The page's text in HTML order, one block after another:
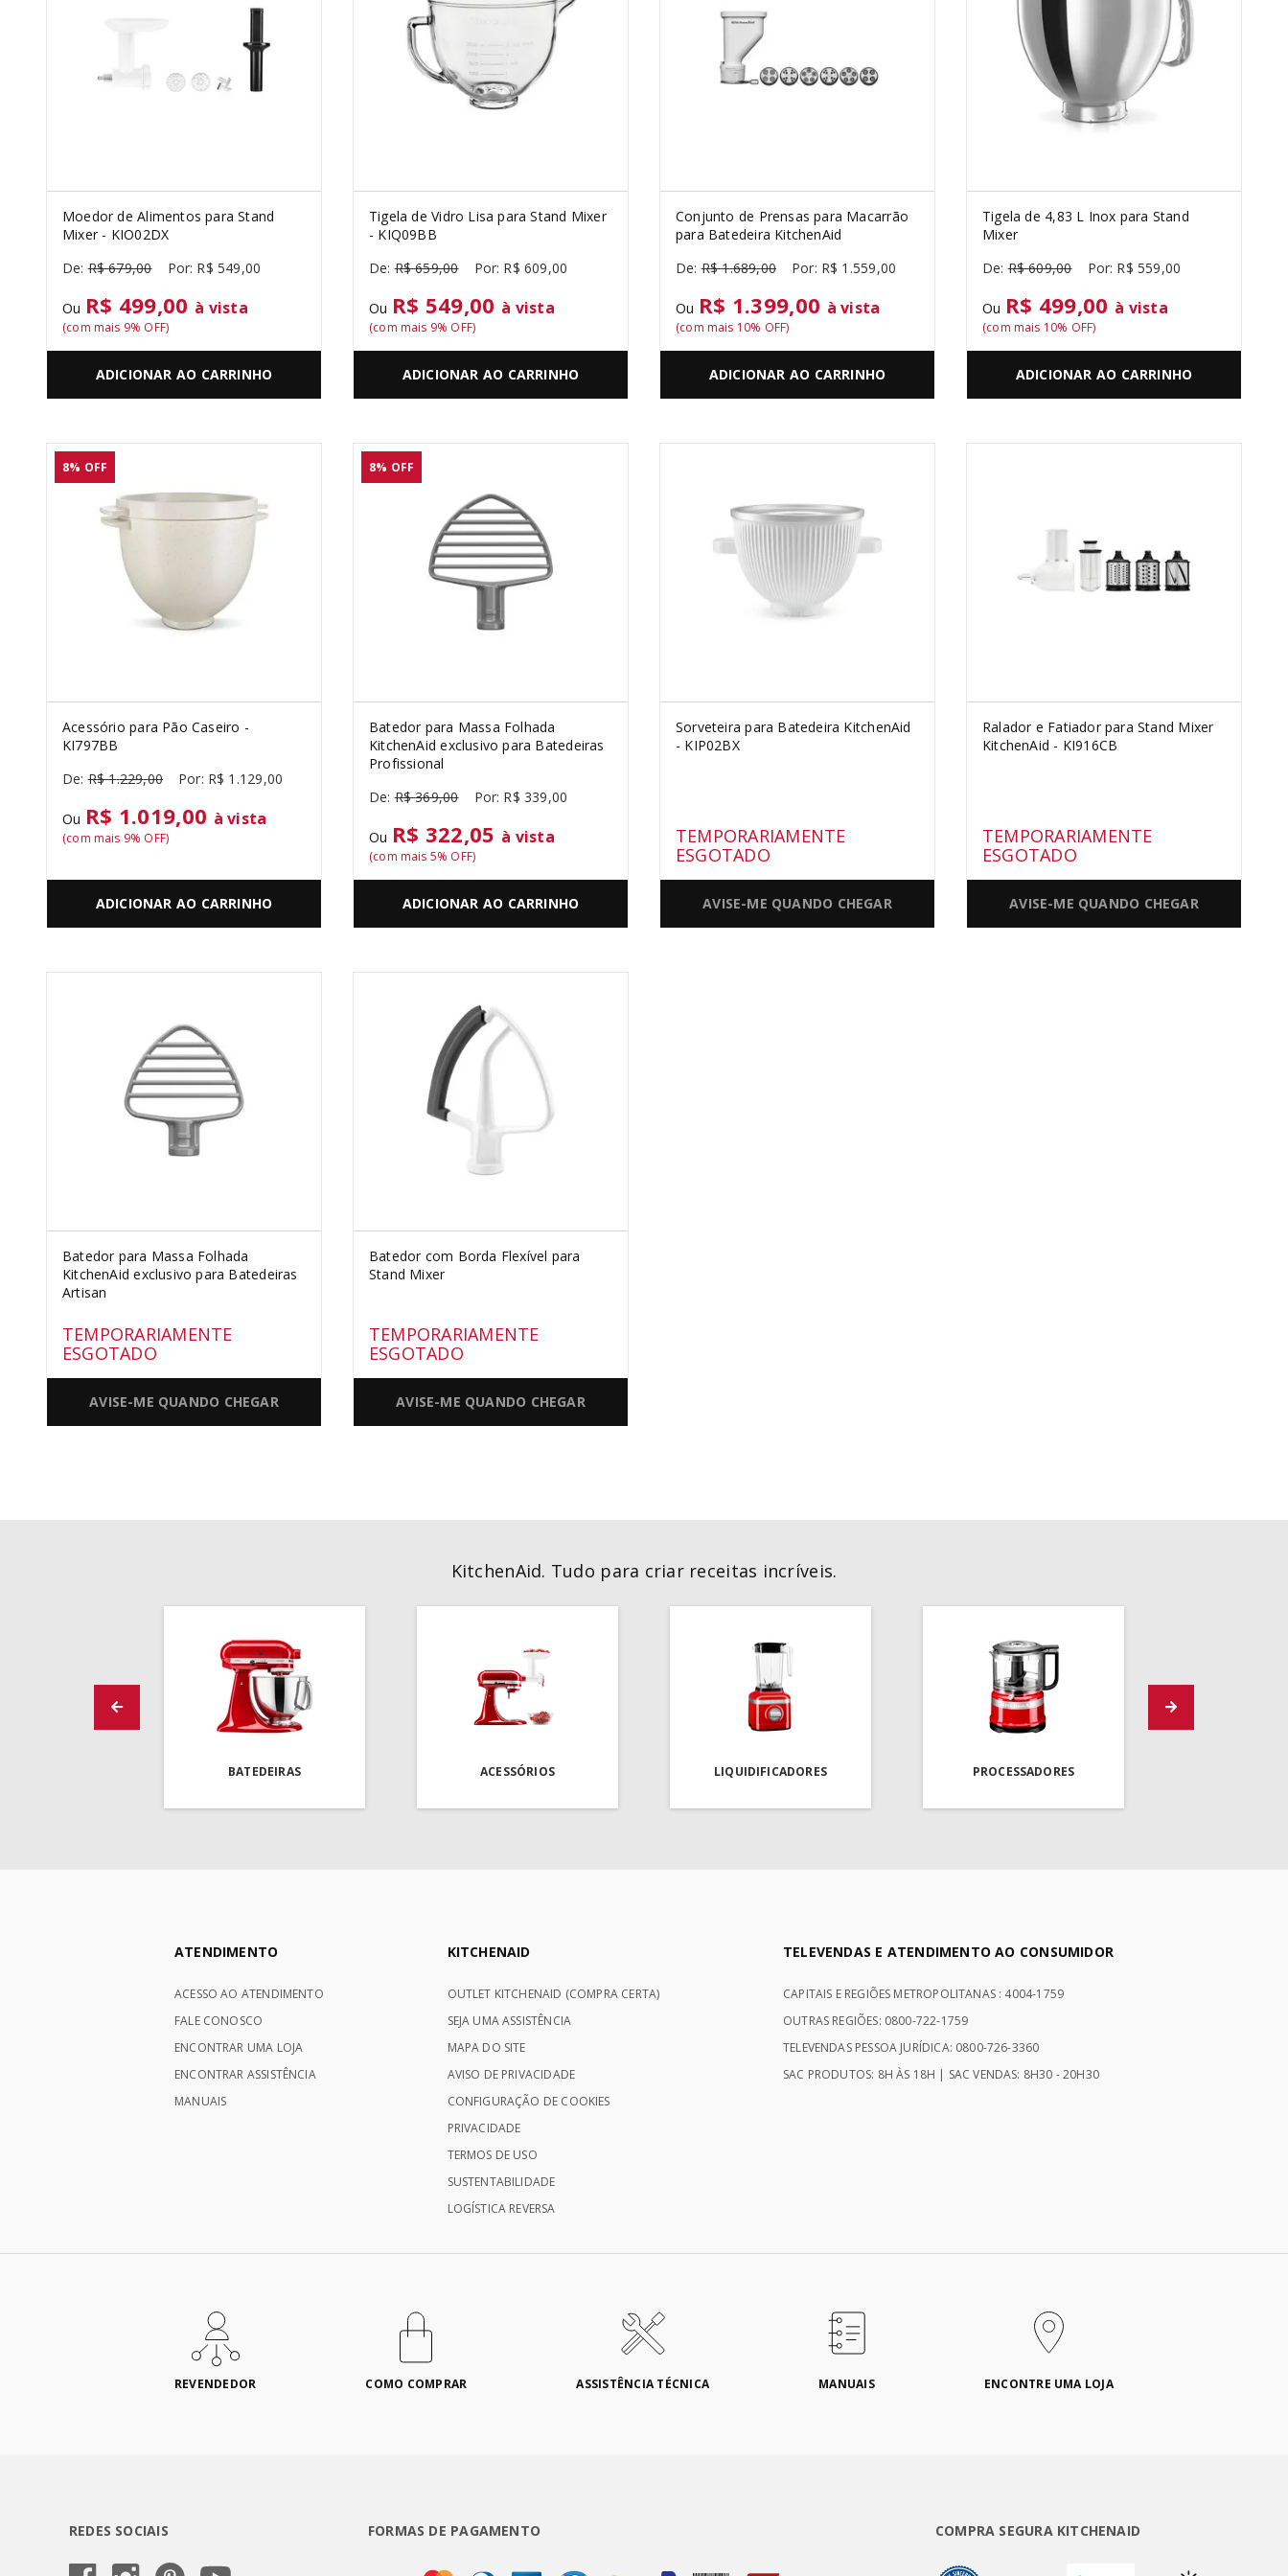
PURE POWER
Moedor de Alimentos para Stand
Mixer - KIO02DX
R$ 679,00 R$ 549,00
Ou R$ 499,00 à vista
(com mais 9% OFF)
ADICIONAR AO CARRINHO
Tigela de Vidro Lisa para Stand Mixer
- KIQ09BB
R$ 659,00 R$ 609,00
Ou R$ 549,00 à vista
(com mais 9% OFF)
ADICIONAR AO CARRINHO
Conjunto de Prensas para Macarrão
para Batedeira KitchenAid
R$ 1.689,00 R$ 1 .559,00
Ou R$ 1.399,00 à vista
(com mais 10% OFF)
ADICIONAR AO CARRINHO
Tigela de 4,83 L Inox para Stand
Mixer
R$ 609,00 R$ 559,00
Ou R$ 499,00 à vista
(com mais 10% OFF)
ADICIONAR AO CARRINHO
8% OFF
Acessório para Pão Caseiro -
KI797BB
R$ 1.229,00 R$ 1 .129,00
Ou R$ 1.019,00 à vista
(com mais 9% OFF)
ADICIONAR AO CARRINHO
8% OFF
Batedor para Massa Folhada
KitchenAid exclusivo para Batedeiras
Profissional
R$ 369,00 R$ 339,00
Ou R$ 322,05 à vista
(com mais 5% OFF)
ADICIONAR AO CARRINHO
Sorveteira para Batedeira KitchenAid
- KIP02BX
TEMPORARIAMENTE
ESGOTADO
AVISE-ME QUANDO CHEGAR
Ralador e Fatiador para Stand Mixer
KitchenAid - KI916CB
TEMPORARIAMENTE
ESGOTADO
AVISE-ME QUANDO CHEGAR
Batedor para Massa Folhada
KitchenAid exclusivo para Batedeiras
Artisan
TEMPORARIAMENTE
ESGOTADO
AVISE-ME QUANDO CHEGAR
Batedor com Borda Flexível para
Stand Mixer
TEMPORARIAMENTE
ESGOTADO
AVISE-ME QUANDO CHEGAR
KitchenAid. Tudo para criar receitas incríveis.
BATEDEIRAS ACESSÓRIOS LIQUIDIFICADORES PROCESSADORES
ATENDIMENTO
ACESSO AO ATENDIMENTO
FALE CONOSCO
ENCONTRAR UMA LOJA
ENCONTRAR ASSISTÊNCIA
MANUAIS
KITCHENAID
OUTLET KITCHENAID (COMPRA CERTA)
SEJA UMA ASSISTÊNCIA
MAPA DO SITE
AVISO DE PRIVACIDADE
CONFIGURAÇÃO DE COOKIES
PRIVACIDADE
TERMOS DE USO
SUSTENTABILIDADE
LOGÍSTICA REVERSA
TELEVENDAS E ATENDIMENTO AO CONSUMIDOR
CAPITAIS E REGIÕES METROPOLITANAS : 4004-1759
OUTRAS REGIÕES: 0800-722-1759
TELEVENDAS PESSOA JURÍDICA: 0800-726-3360
SAC PRODUTOS: 8H ÀS 18H | SAC VENDAS: 8H30 - 20H30
REVENDEDOR COMO COMPRAR ASSISTÊNCIA TÉCNICA MANUAIS ENCONTRE UMA LOJA
REDES SOCIAIS FORMAS DE PAGAMENTO COMPRA SEGURA KITCHENAID